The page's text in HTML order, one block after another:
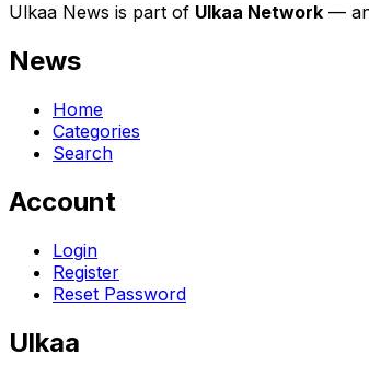
Ulkaa News is part of Ulkaa Network —
News
Home
Categories
Search
Account
Login
Register
Reset Password
Ulkaa